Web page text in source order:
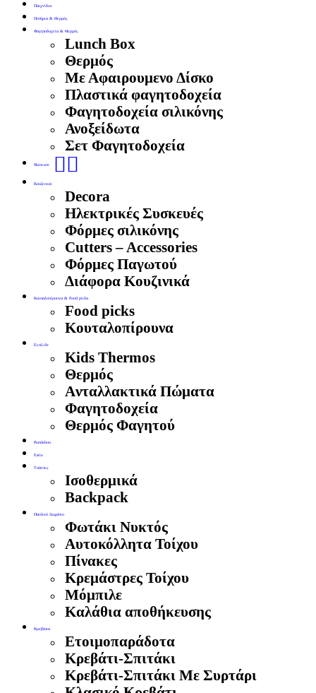
Παιχνίδια
Ποτήρια & Θερμός
Φαγητοδοχεία & Θερμός
Lunch Box
Θερμός
Με Αφαιρουμενο Δίσκο
Πλαστικά φαγητοδοχεία
Φαγητοδοχεία σιλικόνης
Ανοξείδωτα
Σετ Φαγητοδοχεία
Skincare 🧖‍♀️
Κουζινικά
Decora
Ηλεκτρικές Συσκευές
Φόρμες σιλικόνης
Cutters – Accessories
Φόρμες Παγωτού
Διάφορα Κουζινικά
Κουταλοπίρουνα & Food picks
Food picks
Κουταλοπίρουνα
EcoLife
Kids Thermos
Θερμός
Aνταλλακτικά Πώματα
Φαγητοδοχεία
Θερμός Φαγητού
Pandaboo
Estia
Τσάντες
Ισοθερμικά
Backpack
Παιδικό Δωμάτιο
Φωτάκι Νυκτός
Αυτοκόλλητα Τοίχου
Πίνακες
Κρεμάστρες Τοίχου
Μόμπιλε
Καλάθια αποθήκευσης
Κρεβάτια
Ετοιμοπαράδοτα
Κρεβάτι-Σπιτάκι
Κρεβάτι-Σπιτάκι Με Συρτάρι